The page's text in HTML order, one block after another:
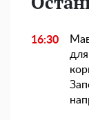
16:30